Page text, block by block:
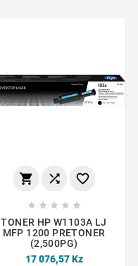
  
    
TONER HP W1103A LJ
MFP 1200 PRETONER
(2,500PG)
17 076,57 Kz